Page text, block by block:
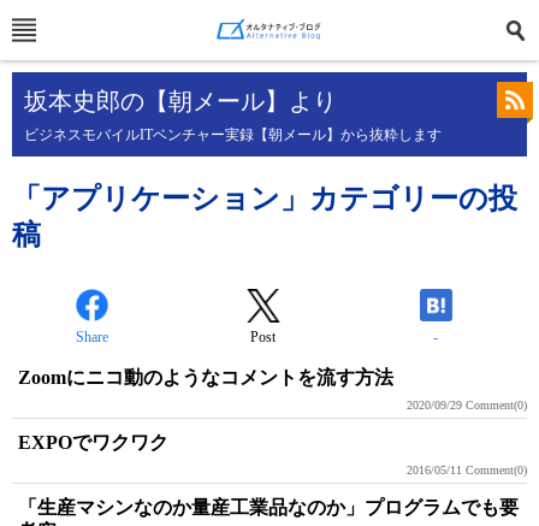
坂本史郎の【朝メール】より
ビジネスモバイルITベンチャー実録【朝メール】から抜粋します
「アプリケーション」カテゴリーの投
稿
Share Post -
Zoomにニコ動のようなコメントを流す方法
2020/09/29 Comment(0)
EXPOでワクワク
2016/05/11 Comment(0)
「生産マシンなのか量産工業品なのか」プログラムでも要